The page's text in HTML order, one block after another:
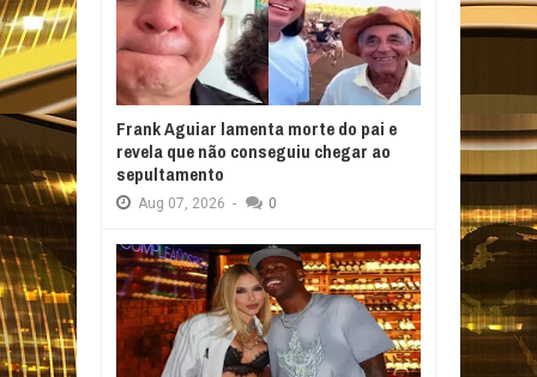
Frank Aguiar lamenta morte do pai e
revela que não conseguiu chegar ao
sepultamento
Aug 07, 2026 - 0